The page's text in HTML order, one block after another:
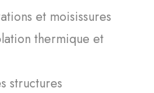
et moisissures
thermique et
structures